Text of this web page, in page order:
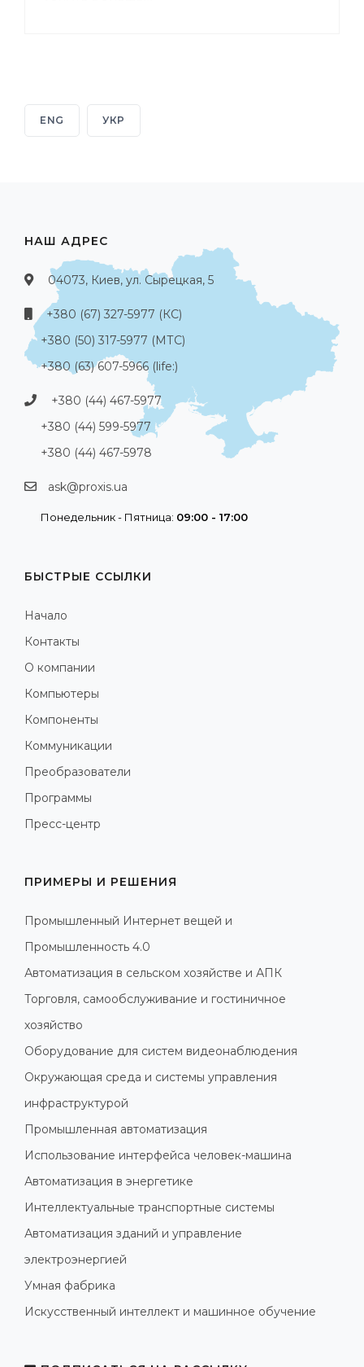
ENG УКР
НАШ АДРЕС
04073, Киев, ул. Сырецкая, 5
+380 (67) 327-5977 (КС)
+380 (50) 317-5977 (МТС)
+380 (63) 607-5966 (life:)
+380 (44) 467-5977
+380 (44) 599-5977
+380 (44) 467-5978
ask@proxis.ua
Понедельник - Пятница: 09:00 - 17:00
БЫСТРЫЕ ССЫЛКИ
Начало
Контакты
О компании
Компьютеры
Компоненты
Коммуникации
Преобразователи
Программы
Пресс-центр
ПРИМЕРЫ И РЕШЕНИЯ
Промышленный Интернет вещей и
Промышленность 4.0
Автоматизация в сельском хозяйстве и АПК
Торговля, самообслуживание и гостиничное
хозяйство
Оборудование для систем видеонаблюдения
Окружающая среда и системы управления
инфраструктурой
Промышленная автоматизация
Использование интерфейса человек-машина
Автоматизация в энергетике
Интеллектуальные транспортные системы
Автоматизация зданий и управление
электроэнергией
Умная фабрика
Искусственный интеллект и машинное обучение